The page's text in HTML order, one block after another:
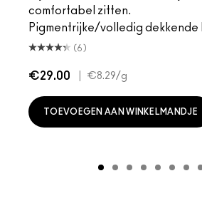
comfortabel zitten.
Pigmentrijke/volledig dekkende
(6)
€29.00 €8.29/g
TOEVOEGEN AAN WINKELMANDJE